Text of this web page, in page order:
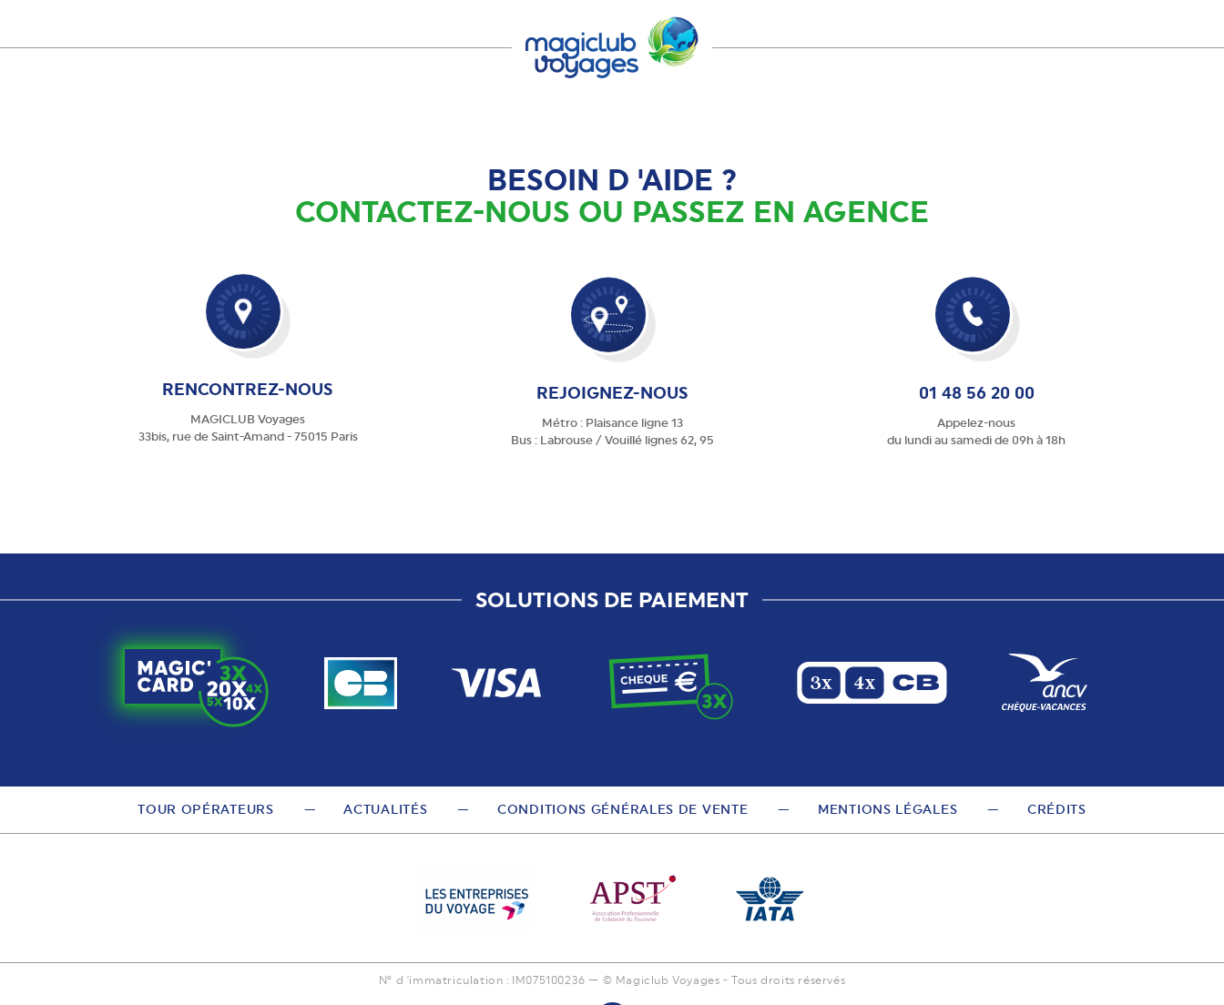
BESOIN D 'AIDE ?
CONTACTEZ-NOUS OU PASSEZ EN AGENCE
RENCONTREZ-NOUS
MAGICLUB Voyages
33bis, rue de Saint-Amand - 75015 Paris
REJOIGNEZ-NOUS
Métro : Plaisance ligne 13
Bus : Labrouse / Vouillé lignes 62, 95
01 48 56 20 00
Appelez-nous
du lundi au samedi de 09h à 18h
SOLUTIONS DE PAIEMENT
TOUR OPÉRATEURS ACTUALITÉS CONDITIONS GÉNÉRALES DE VENTE MENTIONS LÉGALES CRÉDITS
N° d 'immatriculation : IM075100236 — © Magiclub Voyages - Tous droits réservés